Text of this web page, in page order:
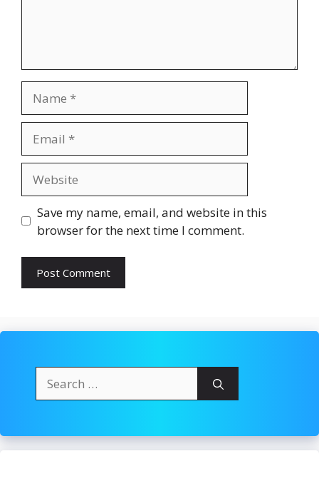
Save my name, email, and website in this
browser for the next time I comment.
for: